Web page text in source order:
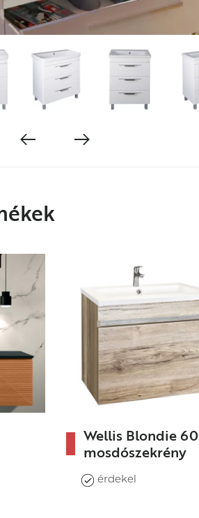
Wellis Blondie 60
mosdószekrény
fiókos mosdószekrény
soft close fiókrendszer
érdekel